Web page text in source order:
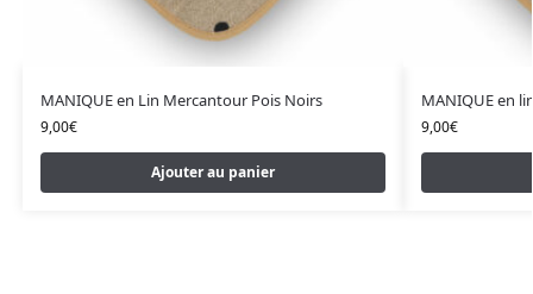
MANIQUE en Lin Mercantour Pois Noirs
9,00€
Ajouter au panier
MANIQUE en
9,00€